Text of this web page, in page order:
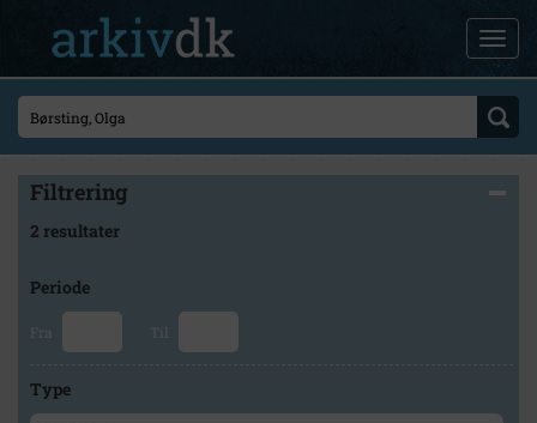
Filtrering
2 resultater
Periode
Fra Til
Type